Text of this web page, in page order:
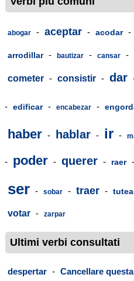
abogar - aceptar - acodar -
arrodillar - bautizar - cansar -
cometer - consistir - dar
- edificar - encabezar -
haber - hablar - ir -
- poder - querer - raer -
ser - sobar - traer -
votar - zarpar
Ultimi verbi consultati
despertar - Cancellare